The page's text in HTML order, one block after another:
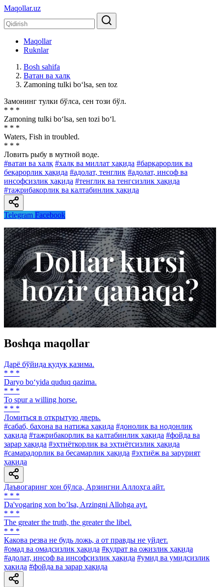
Maqollar.uz
Maqollar
Ruknlar
Bosh sahifa
Ватан ва халқ
Zamoning tulki bo‘lsa, sen toz
Замонинг тулки бўлса, сен този бўл.
* * *
Zamoning tulki bo‘lsa, sen tozi bo‘l.
* * *
Waters, Fish in troubled.
* * *
Ловить рыбу в мутной воде.
#ватан ва халқ #халқ ва миллат ҳақида #барқарорлик ва
беқарорлик ҳақида #адолат, тенглик #адолат, инсоф ва
инсофсизлик ҳақида #тенглик ва тенгсизлик ҳақида
#тажрибакорлик ва калтабинлик ҳақида
Telegram Facebook
Boshqa maqollar
Дарё бўйида қудуқ қазима.
* * *
Daryo bo‘yida quduq qazima.
* * *
To spur a willing horse.
* * *
Ломиться в открытую дверь.
#сабаб, баҳона ва натижа ҳақида #донолик ва нодонлик
ҳақида #тажрибакорлик ва калтабинлик ҳақида #фойда ва
зарар ҳақида #эҳтиёткорлик ва эҳтиётсизлик ҳақида
#самарадорлик ва бесамарлик ҳақида #эҳтиёж ва зарурият
ҳақида
Даъвогаринг хон бўлса, Арзингни Аллоҳга айт.
* * *
Da'vogaring xon bo’lsa, Arzingni Allohga ayt.
* * *
The greater the truth, the greater the libel.
* * *
Какова резва не будь ложь, а от правды не уйдет.
#омад ва омадсизлик ҳақида #қудрат ва ожизлик ҳақида
#адолат, инсоф ва инсофсизлик ҳақида #умид ва умидсизлик
ҳақида #фойда ва зарар ҳақида